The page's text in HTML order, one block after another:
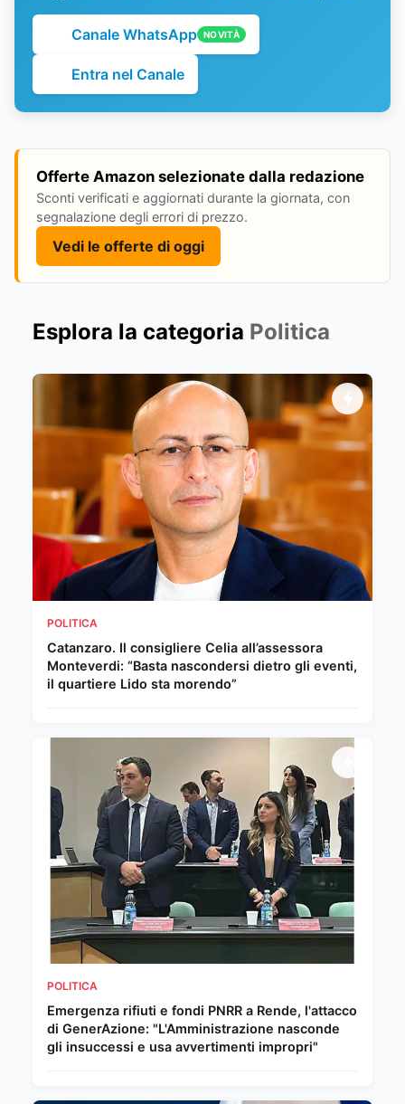
Canale WhatsApp NOVITÀ
Entra nel Canale
Offerte Amazon selezionate dalla redazione
Sconti verificati e aggiornati durante la giornata, con
segnalazione degli errori di prezzo.
Vedi le offerte di oggi
Esplora la categoria Politica
POLITICA
Catanzaro. Il consigliere Celia all’assessora
Monteverdi: “Basta nascondersi dietro gli eventi,
il quartiere Lido sta morendo”
POLITICA
Emergenza rifiuti e fondi PNRR a Rende, l'attacco
di GenerAzione: "L'Amministrazione nasconde
gli insuccessi e usa avvertimenti impropri"